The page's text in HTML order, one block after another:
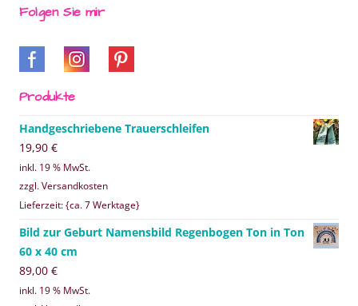
Folgen Sie mir
Produkte
Handgeschriebene Trauerschleifen
19,90 €
inkl. 19 % MwSt.
zzgl. Versandkosten
Lieferzeit: {ca. 7 Werktage}
Bild zur Geburt Namensbild Regenbogen Ton in Ton
60 x 40 cm
89,00 €
inkl. 19 % MwSt.